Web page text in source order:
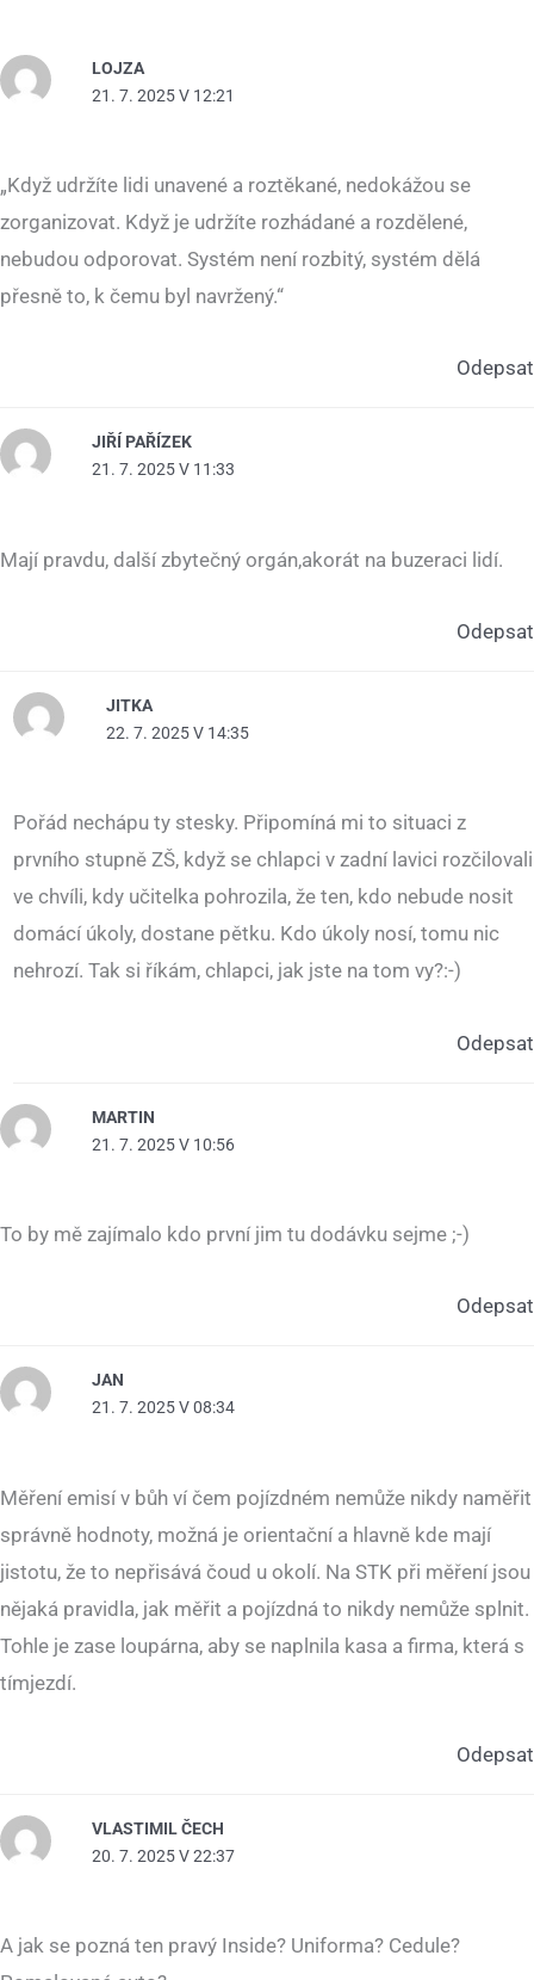
LOJZA
21. 7. 2025 V 12:21
„Když udržíte lidi unavené a roztěkané, nedokážou se
zorganizovat. Když je udržíte rozhádané a rozdělené,
nebudou odporovat. Systém není rozbitý, systém dělá
přesně to, k čemu byl navržený.“
Odepsat
JIŘÍ PAŘÍZEK
21. 7. 2025 V 11:33
Mají pravdu, další zbytečný orgán,akorát na buzeraci lidí.
Odepsat
JITKA
22. 7. 2025 V 14:35
Pořád nechápu ty stesky. Připomíná mi to situaci z
prvního stupně ZŠ, když se chlapci v zadní lavici rozčilovali
ve chvíli, kdy učitelka pohrozila, že ten, kdo nebude nosit
domácí úkoly, dostane pětku. Kdo úkoly nosí, tomu nic
nehrozí. Tak si říkám, chlapci, jak jste na tom vy?:-)
Odepsat
MARTIN
21. 7. 2025 V 10:56
To by mě zajímalo kdo první jim tu dodávku sejme ;-)
Odepsat
JAN
21. 7. 2025 V 08:34
Měření emisí v bůh ví čem pojízdném nemůže nikdy naměřit
správně hodnoty, možná je orientační a hlavně kde mají
jistotu, že to nepřisává čoud u okolí. Na STK při měření jsou
nějaká pravidla, jak měřit a pojízdná to nikdy nemůže splnit.
Tohle je zase loupárna, aby se naplnila kasa a firma, která s
tímjezdí.
Odepsat
VLASTIMIL ČECH
20. 7. 2025 V 22:37
A jak se pozná ten pravý Inside? Uniforma? Cedule?